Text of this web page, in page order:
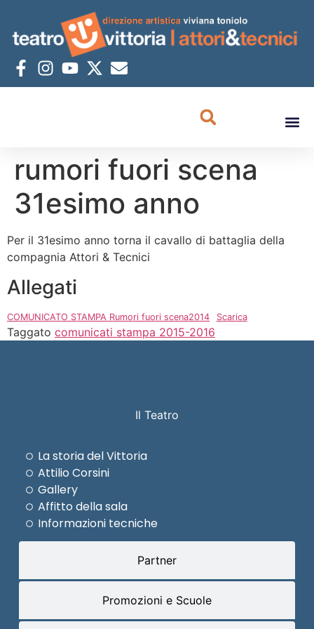
rumori fuori scena
31esimo anno
Per il 31esimo anno torna il cavallo di battaglia della
compagnia Attori & Tecnici
Allegati
COMUNICATO STAMPA Rumori fuori scena2014 Scarica
Taggato comunicati stampa 2015-2016
Il Teatro
Partner
Promozioni e Scuole
La storia del Vittoria
Attilio Corsini
Gallery
Affitto della sala
Informazioni tecniche